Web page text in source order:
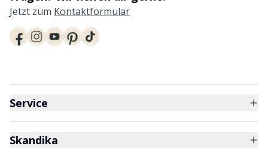
Jetzt zum Kontaktformular
Service
Skandika